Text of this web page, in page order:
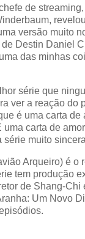
de
versão muito
Destin Daniel
das minhas
série que
ver a reação do
é uma carta de
uma carta de
série muito
Arqueiro) é o
tem produção
de Shang-Chi
Um Novo